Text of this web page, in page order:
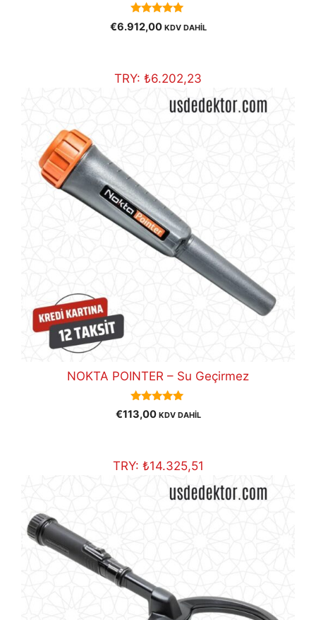
5.00
out of 5
€6.912,00 KDV DAHİL
TRY: ₺6.202,23
NOKTA POINTER – Su Geçirmez
5.00
out of 5
€113,00 KDV DAHİL
TRY: ₺14.325,51